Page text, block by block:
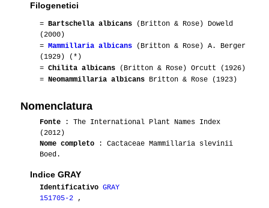
Filogenetici
= Bartschella albicans (Britton & Rose) Doweld
(2000)
= Mammillaria albicans (Britton & Rose) A. Berger
(1929) (*)
= Chilita albicans (Britton & Rose) Orcutt (1926)
= Neomammillaria albicans Britton & Rose (1923)
Nomenclatura
Fonte : The International Plant Names Index
(2012)
Nome completo : Cactaceae Mammillaria slevinii
Boed.
Indice GRAY
Identificativo GRAY
151705-2 ,